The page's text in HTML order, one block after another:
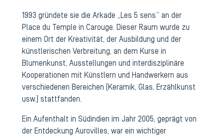
1993 gründete sie die Arkade „Les 5 sens” an der
Place du Temple in Carouge. Dieser Raum wurde zu
einem Ort der Kreativität, der Ausbildung und der
künstlerischen Verbreitung, an dem Kurse in
Blumenkunst, Ausstellungen und interdisziplinäre
Kooperationen mit Künstlern und Handwerkern aus
verschiedenen Bereichen (Keramik, Glas, Erzählkunst
usw.) stattfanden.
Ein Aufenthalt in Südindien im Jahr 2005, geprägt von
der Entdeckung Aurovilles, war ein wichtiger